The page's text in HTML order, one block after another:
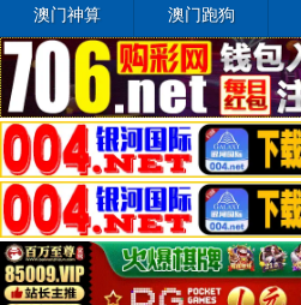
澳门神算 澳门跑狗